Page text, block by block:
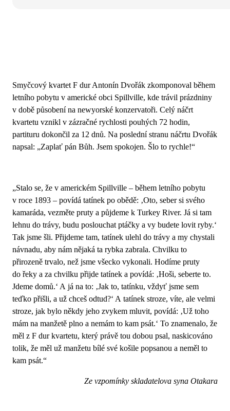
Smyčcový kvartet F dur Antonín Dvořák zkomponoval během
letního pobytu v americké obci Spillville, kde trávil prázdniny
v době působení na newyorské konzervatoři. Celý náčrt
kvartetu vznikl v zázračné rychlosti pouhých 72 hodin,
partituru dokončil za 12 dnů. Na poslední stranu náčrtu Dvořák
napsal: „Zaplať pán Bůh. Jsem spokojen. Šlo to rychle!“
„Stalo se, že v americkém Spillville – během letního pobytu
v roce 1893 – povídá tatínek po obědě: ‚Oto, seber si svého
kamaráda, vezměte pruty a půjdeme k Turkey River. Já si tam
lehnu do trávy, budu poslouchat ptáčky a vy budete lovit ryby.‘
Tak jsme šli. Přijdeme tam, tatínek ulehl do trávy a my chystali
návnadu, aby nám nějaká ta rybka zabrala. Chvilku to
přirozeně trvalo, než jsme všecko vykonali. Hodíme pruty
do řeky a za chvilku přijde tatínek a povídá: ‚Hoši, seberte to.
Jdeme domů.‘ A já na to: ‚Jak to, tatínku, vždyť jsme sem
teďko přišli, a už chceš odtud?‘ A tatínek stroze, víte, ale velmi
stroze, jak bylo někdy jeho zvykem mluvit, povídá: ‚Už toho
mám na manžetě plno a nemám to kam psát.‘ To znamenalo, že
měl z F dur kvartetu, který právě tou dobou psal, naskicováno
tolik, že měl už manžetu bílé své košile popsanou a neměl to
kam psát.“
Ze vzpomínky skladatelova syna Otakara